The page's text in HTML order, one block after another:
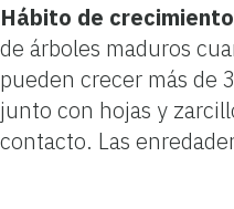
Hábito de
de árboles maduros
pueden crecer más de
junto con hojas y
contacto. Las